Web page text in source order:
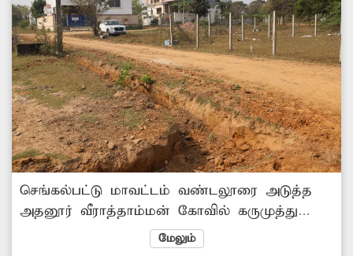
செங்கல்பட்டு மாவட்டம் வண்டலூரை அடுத்த
அதனூர் வீராத்தாம்மன் கோவில் கருமுத்து
தியாகராஜ நகரில் பல மாதங்களுக்கு முன்பு
சாலை போடுவதற்கு பள்ளம் தோண்டப்பட்டது.
மேலும்